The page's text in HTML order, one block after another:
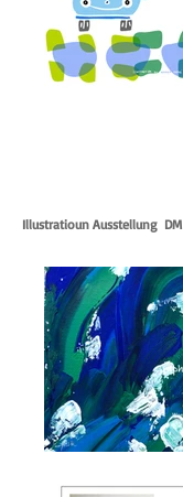
Illustratioun Ausstellung DM